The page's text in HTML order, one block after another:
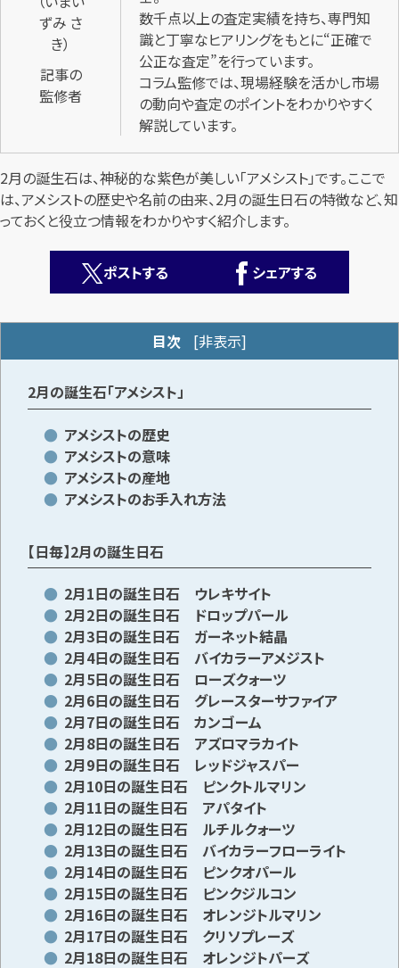
カンタン無料
最短1分！今すぐ査定金額をお伝えいたします
まずはお電話で無料査定
【総合受付】24時間・年中無休(年末年始除く)
メールで無料相談する
記事の
監修者
数千点以上の査定実績を持ち、専門知
識と丁寧なヒアリングをもとに“正確で
公正な査定”を行っています。
コラム監修では、現場経験を活かし市場
の動向や査定のポイントをわかりやすく
解説しています。
2月の誕生石は、神秘的な紫色が美しい「アメシスト」です。ここで
は、アメシストの歴史や名前の由来、2月の誕生日石の特徴など、知
っておくと役立つ情報をわかりやすく紹介します。
ポストする シェアする
目次 [非表示]
2月の誕生石「アメシスト」
アメシストの歴史
アメシストの意味
アメシストの産地
アメシストのお手入れ方法
【日毎】2月の誕生日石
2月1日の誕生日石 ウレキサイト
2月2日の誕生日石 ドロップパール
2月3日の誕生日石 ガーネット結晶
2月4日の誕生日石 バイカラーアメジスト
2月5日の誕生日石 ローズクォーツ
2月6日の誕生日石 グレースターサファイア
2月7日の誕生日石 カンゴーム
2月8日の誕生日石 アズロマラカイト
2月9日の誕生日石 レッドジャスパー
2月10日の誕生日石 ピンクトルマリン
2月11日の誕生日石 アパタイト
2月12日の誕生日石 ルチルクォーツ
2月13日の誕生日石 バイカラーフローライト
2月14日の誕生日石 ピンクオパール
2月15日の誕生日石 ピンクジルコン
2月16日の誕生日石 オレンジトルマリン
2月17日の誕生日石 クリソプレーズ
2月18日の誕生日石 オレンジトパーズ